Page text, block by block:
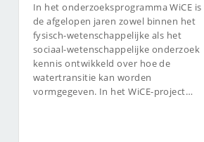
In het onderzoeksprogramma WiCE is
de afgelopen jaren zowel binnen het
fysisch-wetenschappelijke als het
sociaal-wetenschappelijke onderzoek
kennis ontwikkeld over hoe de
watertransitie kan worden
vormgegeven. In het WiCE-project…